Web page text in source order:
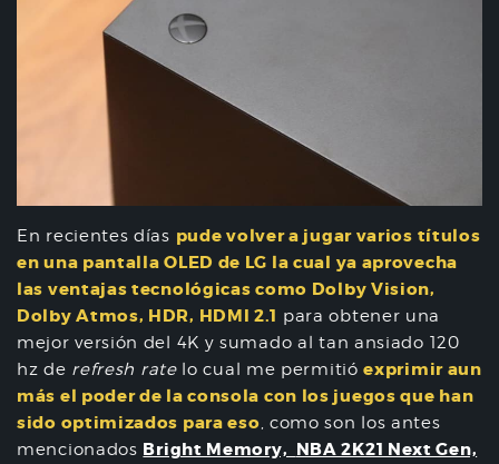
En recientes días pude volver a jugar varios títulos
en una pantalla OLED de LG la cual ya aprovecha
las ventajas tecnológicas como Dolby Vision,
Dolby Atmos, HDR, HDMI 2.1 para obtener una
mejor versión del 4K y sumado al tan ansiado 120
hz de refresh ratelo cual me permitióexprimir aun
más el poder de la consola con los juegos que han
sido optimizados para eso, como son los antes
mencionados Bright Memory, NBA 2K21 Next Gen,